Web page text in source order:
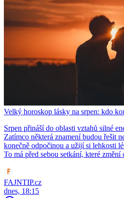
Velký horoskop lásky na srpen: kdo
Srpen přináší do oblasti vztahů silné
Zatímco některá znamení budou řešit
konečně odpočinou a užijí si lehkosti
To má před sebou setkání, které změní
FAJNTIP.cz
dnes, 18:15